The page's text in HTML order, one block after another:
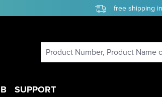
free shipping
SUPPORT